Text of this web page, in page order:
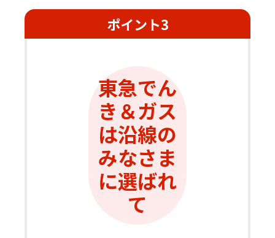
ポイント3
東急でん
き＆ガス
は沿線の
みなさま
に選ばれ
て